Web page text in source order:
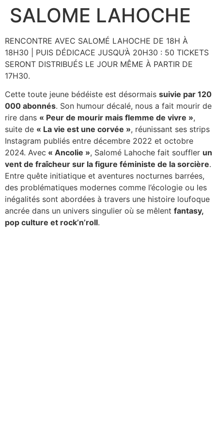
AllerSALOME LAHOCHE
RENCONTRE AVEC SALOMÉ LAHOCHE DE 18H À
18H30 | PUIS DÉDICACE JUSQU’À 20H30 : 50 TICKETS
SERONT DISTRIBUÉS LE JOUR MÊME À PARTIR DE
17H30.
Cette toute jeune bédéiste est désormais suivie par 120
000 abonnés. Son humour décalé, nous a fait mourir de
rire dans « Peur de mourir mais flemme de vivre »,
suite de « La vie est une corvée », réunissant ses strips
Instagram publiés entre décembre 2022 et octobre
2024. Avec « Ancolie », Salomé Lahoche fait souffler un
vent de fraîcheur sur la figure féministe de la sorcière.
Entre quête initiatique et aventures nocturnes barrées,
des problématiques modernes comme l’écologie ou les
inégalités sont abordées à travers une histoire loufoque
ancrée dans un univers singulier où se mêlent fantasy,
pop culture et rock’n’roll.